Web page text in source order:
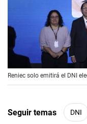
00:00 01:29
Reniec solo emitirá el DNI
Seguir temas DNI